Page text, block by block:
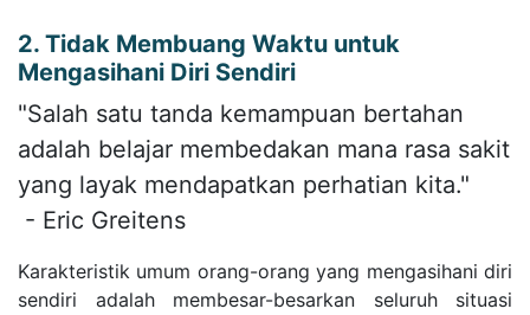
2. Tidak Membuang Waktu untuk
Mengasihani Diri Sendiri
"Salah satu tanda kemampuan bertahan
adalah belajar membedakan mana rasa sakit
yang layak mendapatkan perhatian kita."
- Eric Greitens
Karakteristik umum orang-orang yang mengasihani diri
sendiri adalah membesar-besarkan seluruh situasi